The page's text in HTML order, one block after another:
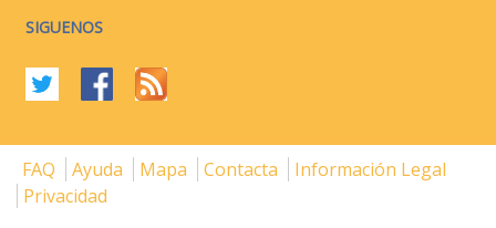
SIGUENOS
FAQ Ayuda Mapa Contacta
Información Legal
Privacidad